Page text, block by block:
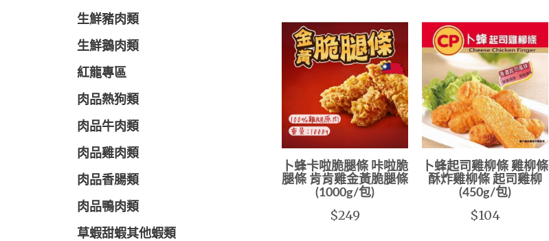
生鮮豬肉類
生鮮鵝肉類
紅龍專區
肉品熱狗類
肉品牛肉類
肉品雞肉類
肉品香腸類
肉品鴨肉類
草蝦甜蝦其他蝦類
卜蜂卡啦脆腿條 咔啦脆
腿條 肯肯雞金黃脆腿條
(1000g/包)
$249
卜蜂起司雞柳條 雞柳條
酥炸雞柳條 起司雞柳
(450g/包)
$104